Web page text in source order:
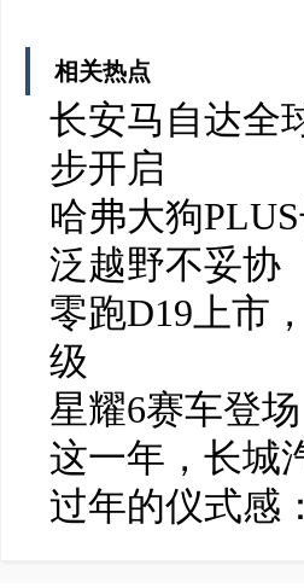
相关热点
长安马自达全
步开启
哈弗大狗
泛越野不妥协
零跑D19上市
级
星耀6赛车登
这一年，长城
过年的仪式感